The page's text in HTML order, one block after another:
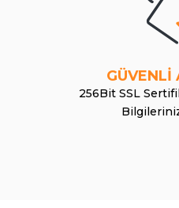
GÜVENLİ
256Bit SSL